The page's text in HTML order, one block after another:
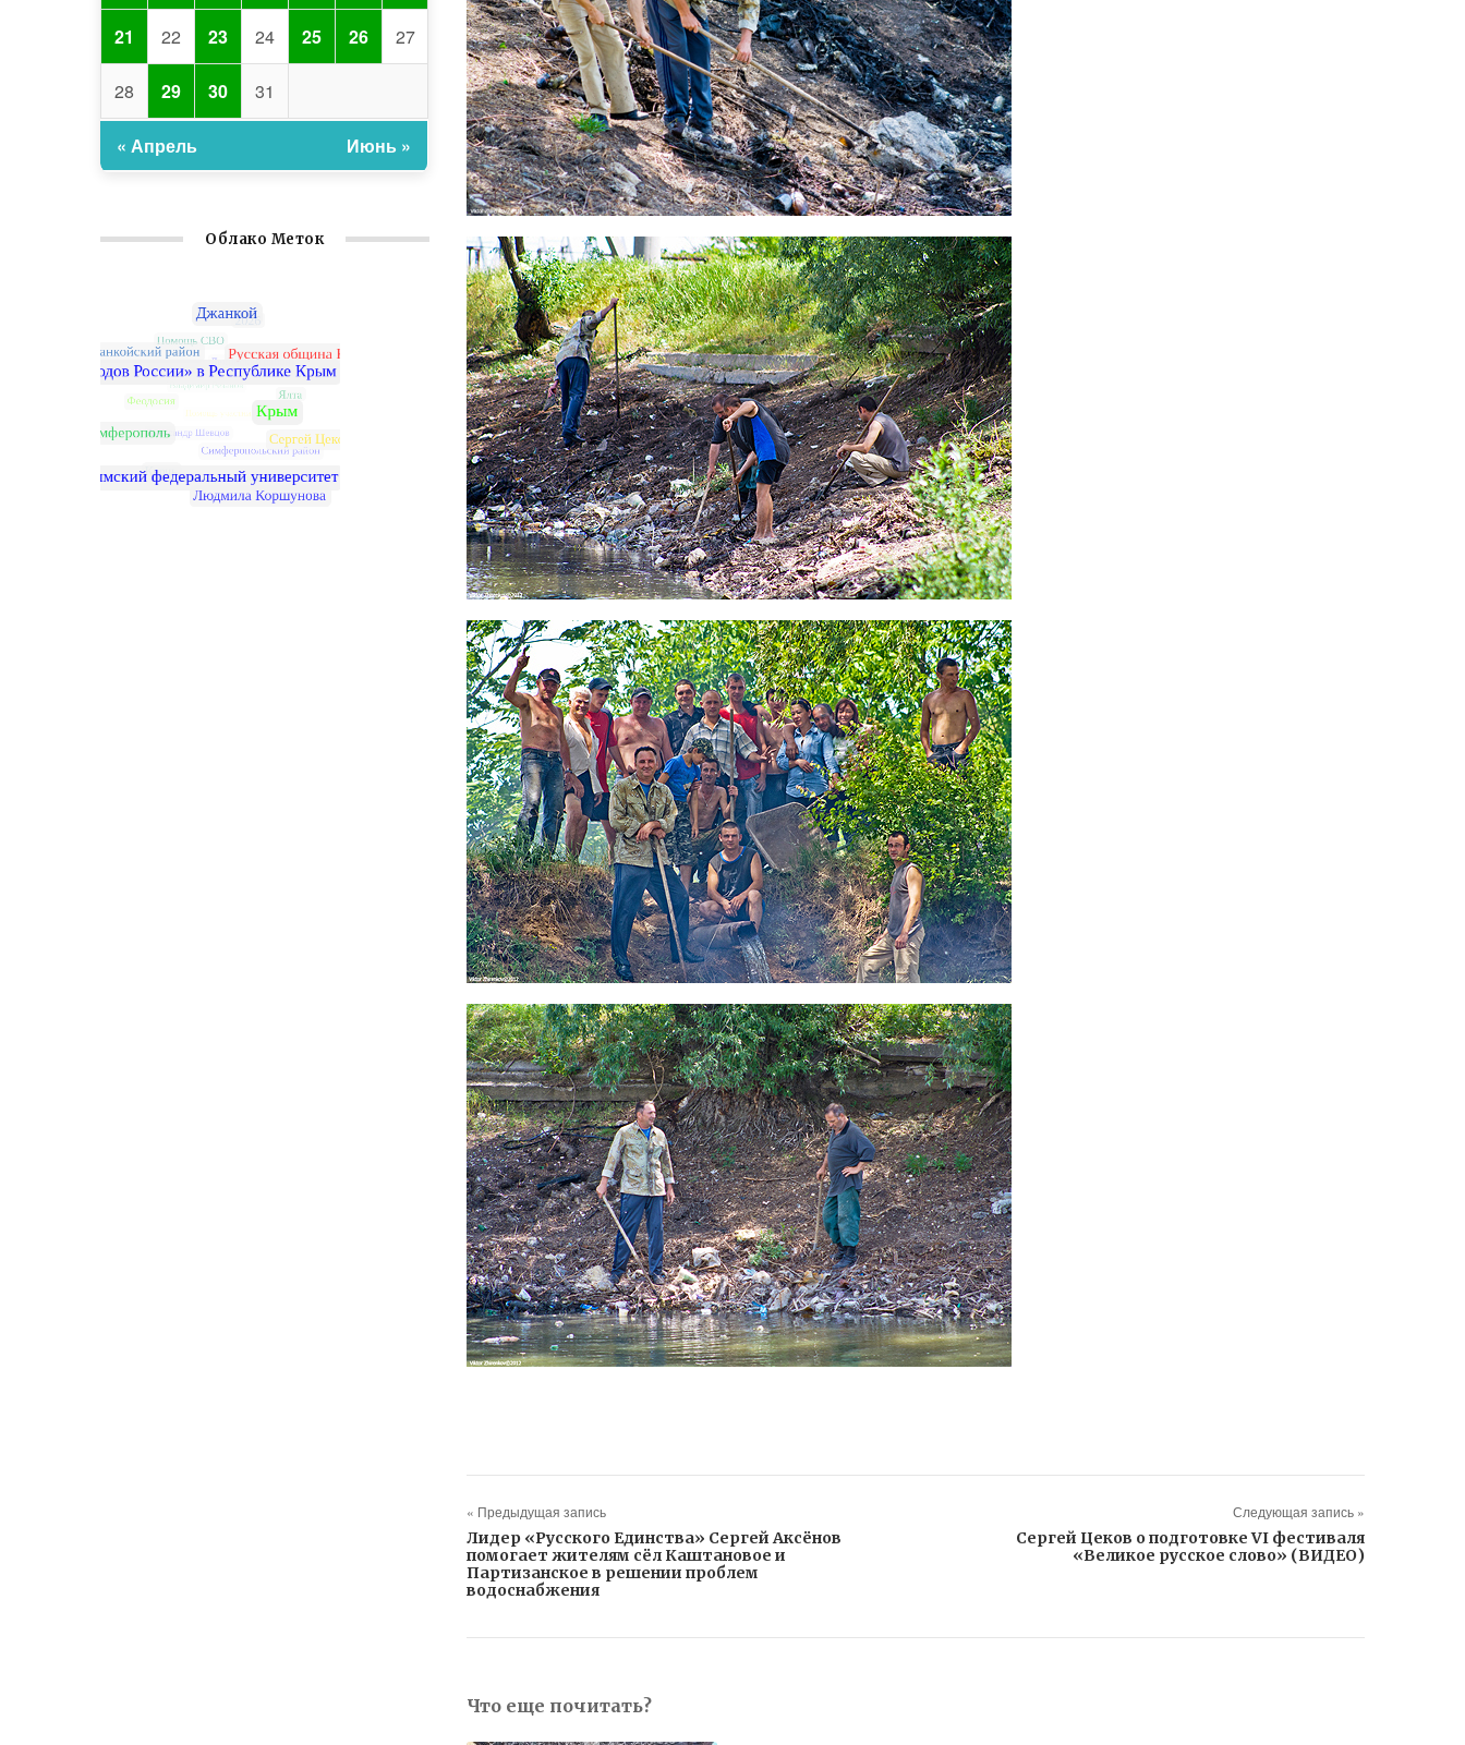
« Предыдущая запись
Лидер «Русского Единства» Сергей Аксёнов
помогает жителям сёл Каштановое и
Партизанское в решении проблем
водоснабжения
Следующая запись »
Cергей Цеков о подготовке VI фестиваля
«Великое русское слово» (ВИДЕО)
Что еще почитать?
21 22 23 24 25 26 27
28 29 30 31
« Апрель Июнь »
Облако Меток